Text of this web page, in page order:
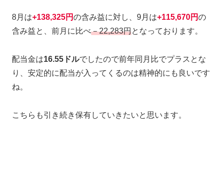
8月は+138,325円の含み益に対し、9月は+115,670円の
含み益と、前月に比べ－22,283円となっております。
配当金は16.55ドルでしたので前年同月比でプラスとな
り、安定的に配当が入ってくるのは精神的にも良いです
ね。
こちらも引き続き保有していきたいと思います。